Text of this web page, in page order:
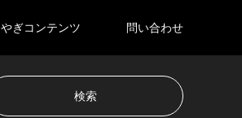
やぎコンテンツ 問い合わせ